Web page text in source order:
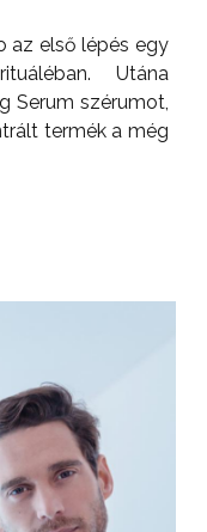
az első lépés egy
Utána
Serum szérumot,
termék a még